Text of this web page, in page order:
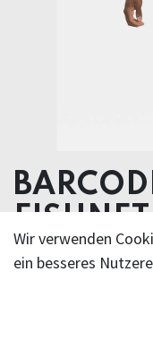
NAZAR
95% Polyamide 5%
Wir verwenden
ein besseres